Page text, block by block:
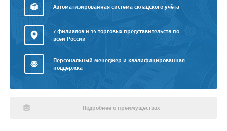
Автоматизированная система складского учёта
7 филиалов и 14 торговых представительств по
всей России
Персональный менеджер и квалифицированная
поддержка
Подробнее о преимуществах